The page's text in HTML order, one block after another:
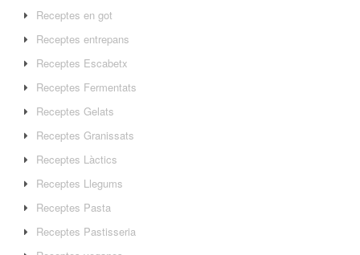
Receptes en got
Receptes entrepans
Receptes Escabetx
Receptes Fermentats
Receptes Gelats
Receptes Granissats
Receptes Làctics
Receptes Llegums
Receptes Pasta
Receptes Pastisseria